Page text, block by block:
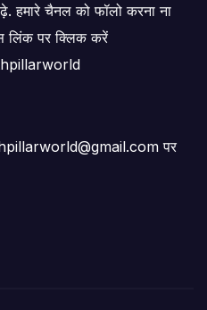
चैनल को फॉलो करना ना
लिंक पर क्लिक करें
पर